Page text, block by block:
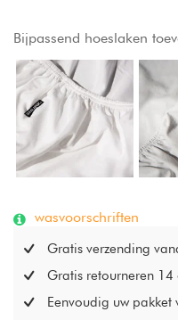
Bijpassend hoeslaken
wasvoorschriften
Gratis verzending
Gratis retourneren
Eenvoudig uw pakket